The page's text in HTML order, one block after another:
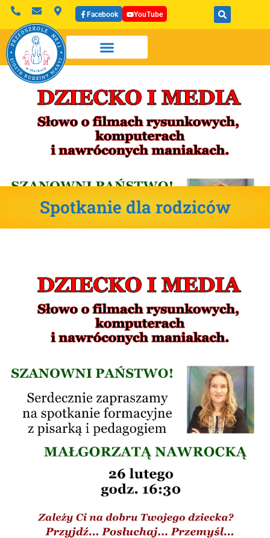
Facebook YouTube
Spotkanie dla rodziców